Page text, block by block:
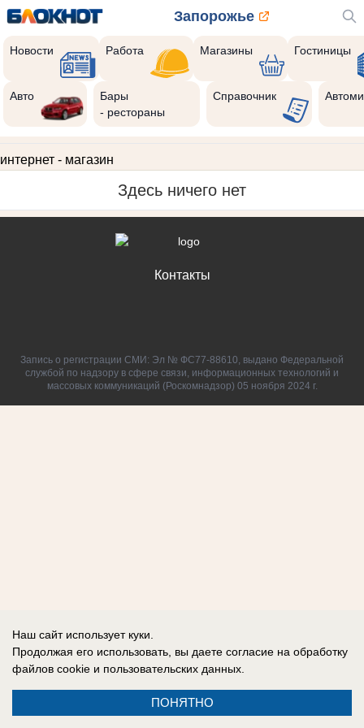
Запорожье
Новости Работа Магазины Гостиницы
Авто
Бары
- рестораны
Справочник
интернет - магазин
Здесь ничего нет
Контакты
Запись о регистрации СМИ: Эл № ФС77-88610, выдано Федеральной
службой по надзору в сфере связи, информационных технологий и
массовых коммуникаций (Роскомнадзор) 05 ноября 2024 г.
Наш сайт использует куки.
Продолжая его использовать, вы даете согласие на обработку
файлов cookie и пользовательских данных.
ПОНЯТНО